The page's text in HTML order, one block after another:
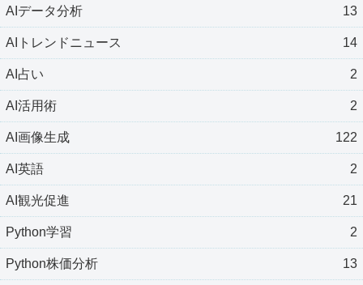
AIデータ分析 13
AIトレンドニュース 14
AI占い 2
AI活用術 2
AI画像生成 122
AI英語 2
AI観光促進 21
Python学習 2
Python株価分析 13